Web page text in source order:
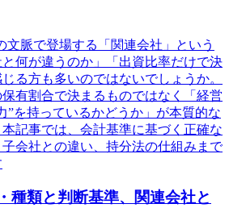
脈で登場する「関連会社」という
何が違うのか」「出資比率だけで決
る方も多いのではないでしょうか。
有割合で決まるものではなく「経営
”を持っているかどうか」が本質的な
記事では、会計基準に基づく正確な
会社との違い、持分法の仕組みまで
種類と判断基準、関連会社と